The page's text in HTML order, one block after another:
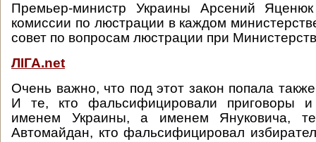
Премьер-министр Украины Арсений
комиссии по люстрации в каждом
совет по вопросам люстрации при
ЛІГА.net
Очень важно, что под этот закон попала
И те, кто фальсифицировали приговоры
именем Украины, а именем Януковича,
Автомайдан, кто фальсифицировал